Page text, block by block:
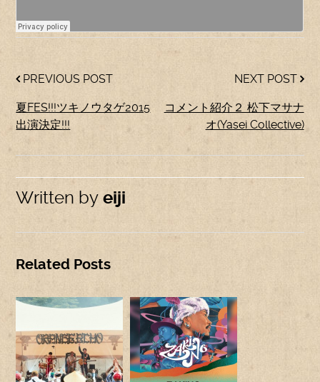
PREVIOUS POST
夏FES!!!ツキノウタゲ2015
出演決定!!!
NEXT POST
コメント紹介２ 松下マサナ
オ(Yasei Collective)
Written by eiji
Related Posts